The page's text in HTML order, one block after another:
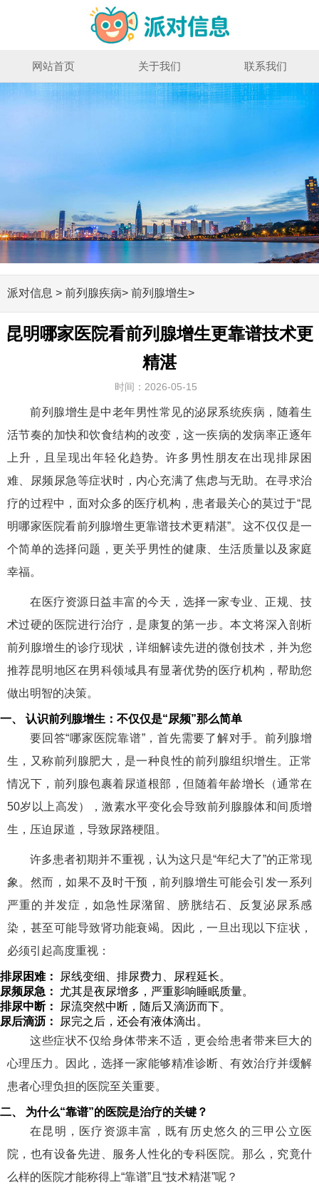
网站首页 关于我们 联系我们
派对信息 > 前列腺疾病> 前列腺增生>
昆明哪家医院看前列腺增生更靠谱技术更
精湛
时间：2026-05-15
前列腺增生是中老年男性常见的泌尿系统疾病，随着生
活节奏的加快和饮食结构的改变，这一疾病的发病率正逐年
上升，且呈现出年轻化趋势。许多男性朋友在出现排尿困
难、尿频尿急等症状时，内心充满了焦虑与无助。在寻求治
疗的过程中，面对众多的医疗机构，患者最关心的莫过于“昆
明哪家医院看前列腺增生更靠谱技术更精湛”。这不仅仅是一
个简单的选择问题，更关乎男性的健康、生活质量以及家庭
幸福。
在医疗资源日益丰富的今天，选择一家专业、正规、技
术过硬的医院进行治疗，是康复的第一步。本文将深入剖析
前列腺增生的诊疗现状，详细解读先进的微创技术，并为您
推荐昆明地区在男科领域具有显著优势的医疗机构，帮助您
做出明智的决策。
一、 认识前列腺增生：不仅仅是“尿频”那么简单
要回答“哪家医院靠谱”，首先需要了解对手。前列腺增
生，又称前列腺肥大，是一种良性的前列腺组织增生。正常
情况下，前列腺包裹着尿道根部，但随着年龄增长（通常在
50岁以上高发），激素水平变化会导致前列腺腺体和间质增
生，压迫尿道，导致尿路梗阻。
许多患者初期并不重视，认为这只是“年纪大了”的正常现
象。然而，如果不及时干预，前列腺增生可能会引发一系列
严重的并发症，如急性尿潴留、膀胱结石、反复泌尿系感
染，甚至可能导致肾功能衰竭。因此，一旦出现以下症状，
必须引起高度重视：
排尿困难：
尿线变细、排尿费力、尿程延长。
尿频尿急：
尤其是夜尿增多，严重影响睡眠质量。
排尿中断：
尿流突然中断，随后又滴沥而下。
尿后滴沥：
尿完之后，还会有液体滴出。
这些症状不仅给身体带来不适，更会给患者带来巨大的
心理压力。因此，选择一家能够精准诊断、有效治疗并缓解
患者心理负担的医院至关重要。
二、 为什么“靠谱”的医院是治疗的关键？
在昆明，医疗资源丰富，既有历史悠久的三甲公立医
院，也有设备先进、服务人性化的专科医院。那么，究竟什
么样的医院才能称得上“靠谱”且“技术精湛”呢？